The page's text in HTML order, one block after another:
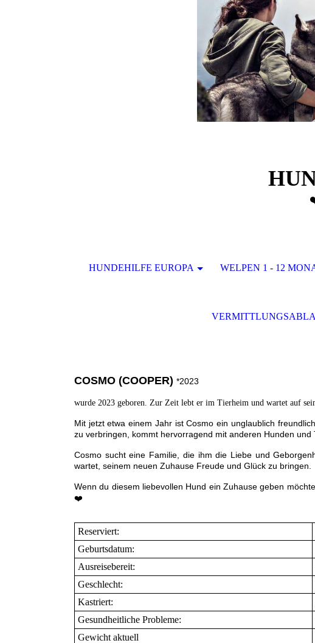
HUNDEHILFE EUROPA WELPEN 1 - 12
COSMO (COOPER) *2023
wurde 2023 geboren. Zur Zeit lebt er im Tierheim und wartet auf
Mit jetzt etwa einem Jahr ist Cosmo ein unglaublich
zu verbringen, kommt hervorragend mit anderen Hunden und
Cosmo sucht eine Familie, die ihm die Liebe und
wartet, seinem neuen Zuhause Freude und Glück zu bringen.
Wenn du diesem liebevollen Hund ein Zuhause geben
❤️
Reserviert:
Geburtsdatum:
Ausreisebereit:
Geschlecht:
Kastriert:
Gesundheitliche Probleme:
Gewicht aktuell